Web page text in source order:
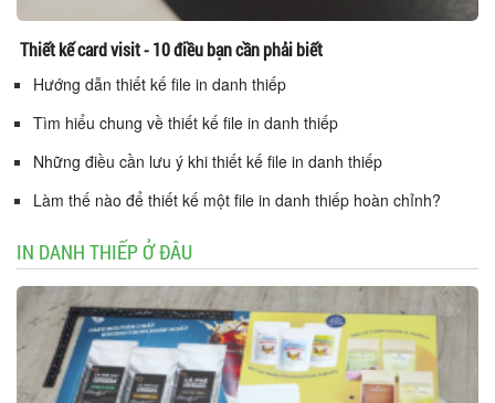
Thiết kế card visit - 10 điều bạn cần phải biết
Hướng dẫn thiết kế file in danh thiếp
Tìm hiểu chung về thiết kế file in danh thiếp
Những điều cần lưu ý khi thiết kế file in danh thiếp
Làm thế nào để thiết kế một file in danh thiếp hoàn chỉnh?
IN DANH THIẾP Ở ĐÂU